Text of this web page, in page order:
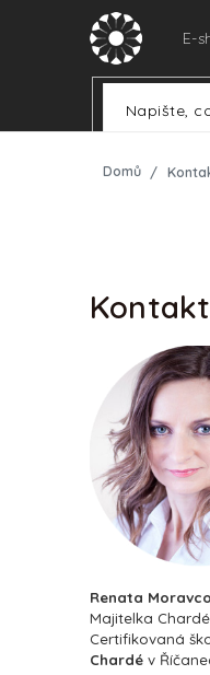
E-
Domů
Renata
Majitelka Chardé
Certifikovaná
Chardé v